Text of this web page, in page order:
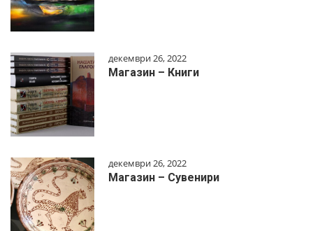
декември 26, 2022
Магазин – Книги
декември 26, 2022
Магазин – Сувенири